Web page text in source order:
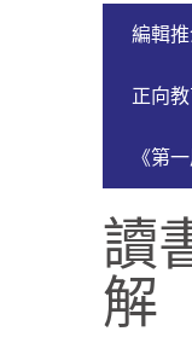
編輯
正向
《第
讀
解